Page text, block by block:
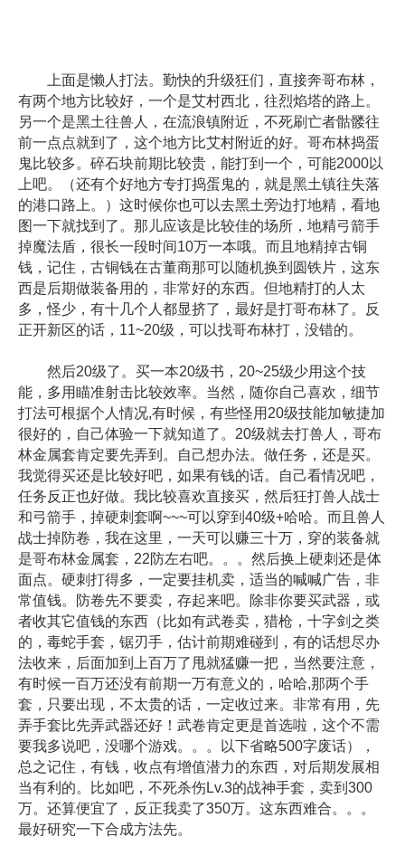
上面是懒人打法。勤快的升级狂们，直接奔哥布林，
有两个地方比较好，一个是艾村西北，往烈焰塔的路上。
另一个是黑土往兽人，在流浪镇附近，不死刷亡者骷髅往
前一点点就到了，这个地方比艾村附近的好。哥布林捣蛋
鬼比较多。碎石块前期比较贵，能打到一个，可能2000以
上吧。（还有个好地方专打捣蛋鬼的，就是黑土镇往失落
的港口路上。）这时候你也可以去黑土旁边打地精，看地
图一下就找到了。那儿应该是比较佳的场所，地精弓箭手
掉魔法盾，很长一段时间10万一本哦。而且地精掉古铜
钱，记住，古铜钱在古董商那可以随机换到圆铁片，这东
西是后期做装备用的，非常好的东西。但地精打的人太
多，怪少，有十几个人都显挤了，最好是打哥布林了。反
正开新区的话，11~20级，可以找哥布林打，没错的。
然后20级了。买一本20级书，20~25级少用这个技
能，多用瞄准射击比较效率。当然，随你自己喜欢，细节
打法可根据个人情况,有时候，有些怪用20级技能加敏捷加
很好的，自己体验一下就知道了。20级就去打兽人，哥布
林金属套肯定要先弄到。自己想办法。做任务，还是买。
我觉得买还是比较好吧，如果有钱的话。自己看情况吧，
任务反正也好做。我比较喜欢直接买，然后狂打兽人战士
和弓箭手，掉硬刺套啊~~~可以穿到40级+哈哈。而且兽人
战士掉防卷，我在这里，一天可以赚三十万，穿的装备就
是哥布林金属套，22防左右吧。。。然后换上硬刺还是体
面点。硬刺打得多，一定要挂机卖，适当的喊喊广告，非
常值钱。防卷先不要卖，存起来吧。除非你要买武器，或
者收其它值钱的东西（比如有武卷卖，猎枪，十字剑之类
的，毒蛇手套，锯刃手，估计前期难碰到，有的话想尽办
法收来，后面加到上百万了甩就猛赚一把，当然要注意，
有时候一百万还没有前期一万有意义的，哈哈,那两个手
套，只要出现，不太贵的话，一定收过来。非常有用，先
弄手套比先弄武器还好！武卷肯定更是首选啦，这个不需
要我多说吧，没哪个游戏。。。以下省略500字废话），
总之记住，有钱，收点有增值潜力的东西，对后期发展相
当有利的。比如吧，不死杀伤Lv.3的战神手套，卖到300
万。还算便宜了，反正我卖了350万。这东西难合。。。
最好研究一下合成方法先。